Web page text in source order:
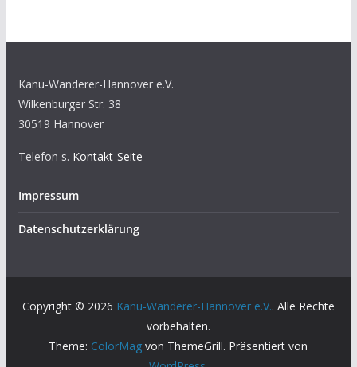
Kanu-Wanderer-Hannover e.V.
Wilkenburger Str. 38
30519 Hannover
Telefon s. Kontakt-Seite
Impressum
Datenschutzerklärung
Copyright © 2026 Kanu-Wanderer-Hannover e.V.. Alle Rechte
vorbehalten.
Theme: ColorMag von ThemeGrill. Präsentiert von